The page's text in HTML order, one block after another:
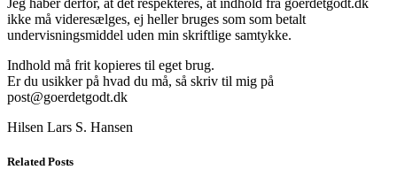
Jeg håber derfor, at det respekteres, at indhold fra goerdetgodt.dk
ikke må videresælges, ej heller bruges som som betalt
undervisningsmiddel uden min skriftlige samtykke.
Indhold må frit kopieres til eget brug.
Er du usikker på hvad du må, så skriv til mig på
post@goerdetgodt.dk
Hilsen Lars S. Hansen
Related Posts